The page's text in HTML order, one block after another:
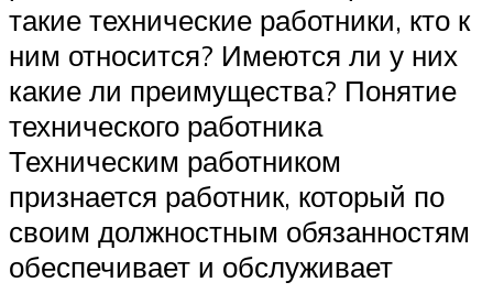
такие технические работники, кто к
ним относится? Имеются ли у них
какие ли преимущества? Понятие
технического работника
Техническим работником
признается работник, который по
своим должностным обязанностям
обеспечивает и обслуживает